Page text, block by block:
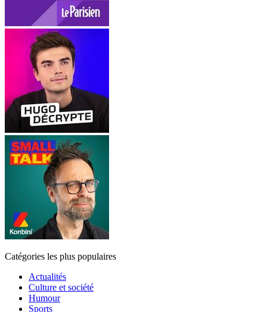
Catégories les plus populaires
Actualités
Culture et société
Humour
Sports